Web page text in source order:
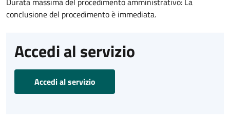
conclusione del procedimento è immediata.
Accedi al servizio
Accedi al servizio